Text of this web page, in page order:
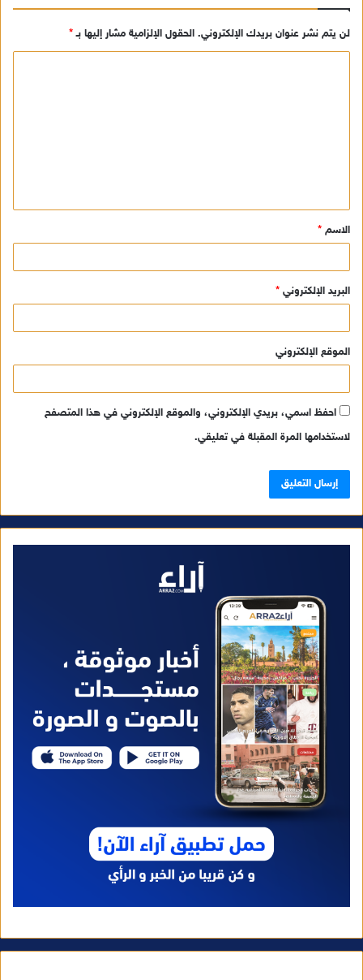
لن يتم نشر عنوان بريدك الإلكتروني. الحقول الإلزامية مشار إليها بـ*
ق
*
الاسم *
البريد الإلكتروني *
الموقع الإلكتروني
احفظ اسمي، بريدي الإلكتروني، والموقع الإلكتروني في هذا المتصفح
لاستخدامها المرة المقبلة في تعليقي.